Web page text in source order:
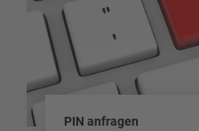
PIN anfragen